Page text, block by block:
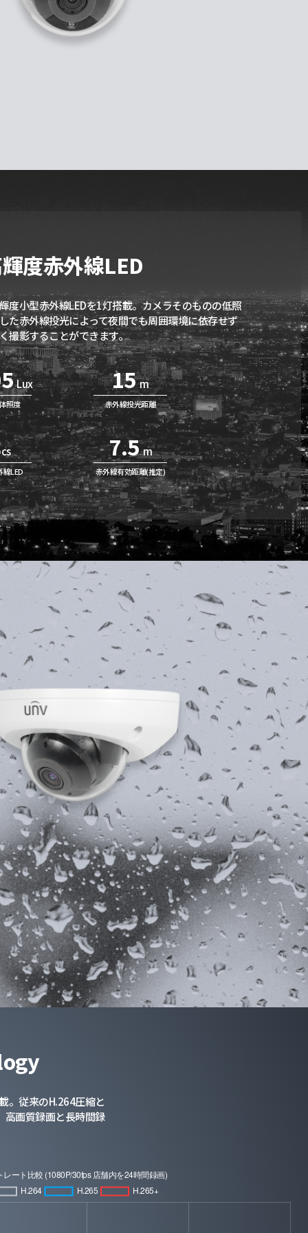
度赤外線LED
度小型赤外線LEDを1灯搭載。カメラそのものの低照
た赤外線投光によって夜間でも周囲環境に依存せず
撮影することができます。
Lux
照度
15 m
赤外線投光距離
線LED
7.5 m
赤外線有効距離(推定)
。従来のH.264圧縮と
高画質録画と長時間録